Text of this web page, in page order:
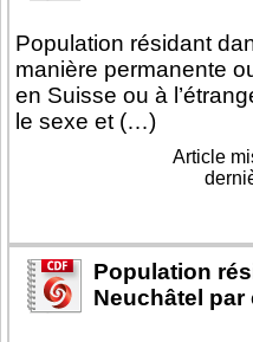
Population résidant
manière permanente
en Suisse ou à
le sexe et (…)
Article
Population
Neuchâtel par